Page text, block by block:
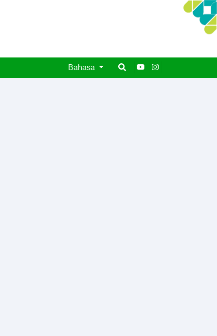
Bahasa